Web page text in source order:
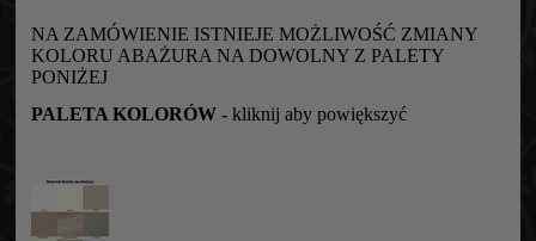
NA ZAMÓWIENIE ISTNIEJE MOŻLIWOŚĆ ZMIANY
KOLORU ABAŻURA NA DOWOLNY Z PALETY
PONIŻEJ
PALETA KOLORÓW - kliknij aby powiększyć